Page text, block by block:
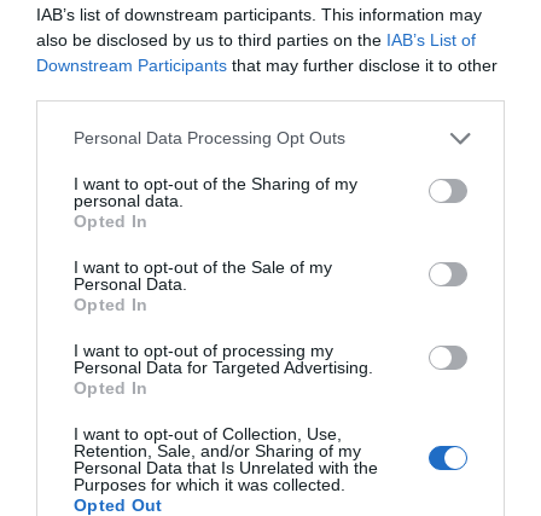
IAB’s list of downstream participants. This information may
also be disclosed by us to third parties on the IAB’s List of
Downstream Participants that may further disclose it to other
Personal Data Processing Opt Outs
I want to opt-out of the Sharing of my
personal data.
Opted In
I want to opt-out of the Sale of my
Personal Data.
Opted In
I want to opt-out of processing my
Personal Data for Targeted Advertising.
Opted In
I want to opt-out of Collection, Use,
Retention, Sale, and/or Sharing of my
Personal Data that Is Unrelated with the
Purposes for which it was collected.
Opted Out